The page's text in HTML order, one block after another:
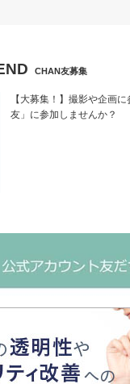
CHAN友募集
【大募集！】撮影や企画
友」に参加しませんか？